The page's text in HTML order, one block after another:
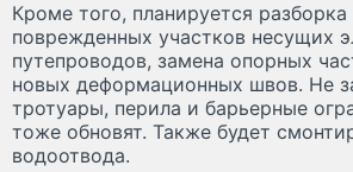
Кроме того, планируется
поврежденных участков несущих
путепроводов, замена опорных
новых деформационных швов. Не
тротуары, перила и барьерные
тоже обновят. Также будет
водоотвода.